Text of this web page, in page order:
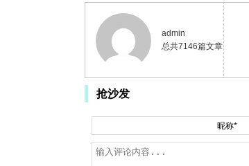
admin
总共7146篇文章
抢沙发
昵称*